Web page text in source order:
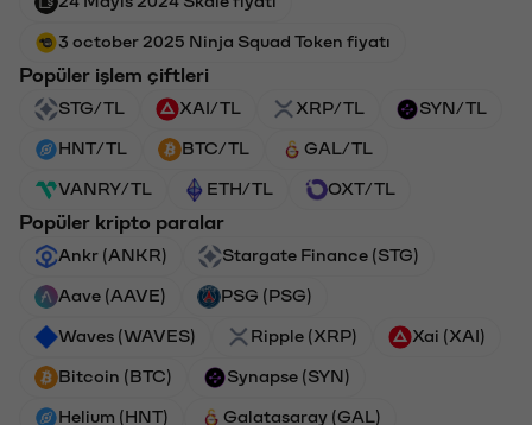
3 october 2025 Ninja Squad Token fiyatı
Popüler işlem çiftleri
STG/TL XAI/TL XRP/TL SYN/TL
HNT/TL BTC/TL GAL/TL
VANRY/TL ETH/TL OXT/TL
Popüler kripto paralar
Ankr (ANKR) Stargate Finance (STG)
Aave (AAVE) PSG (PSG)
Waves (WAVES) Ripple (XRP) Xai (XAI)
Bitcoin (BTC) Synapse (SYN)
Helium (HNT) Galatasaray (GAL)